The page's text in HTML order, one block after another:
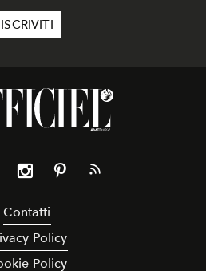
Contatti
Policy
Policy